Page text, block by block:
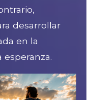
desarrollar
en la